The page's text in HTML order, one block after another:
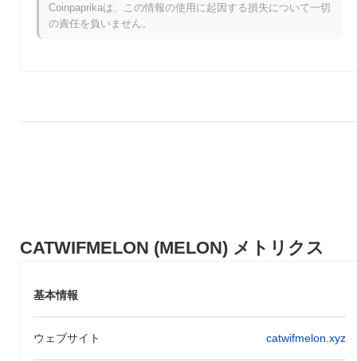
CATWIFMELON (MELON) メトリクス
基本情報
ウェブサイト catwifmelon.xyz
過去7日間で、CATWIFMELONは
記録した全体の暗号市場を下回っています。これは、より広範な
Coinpaprikaは、この情報の使用に起因する損失について一切
の責任を負いません。